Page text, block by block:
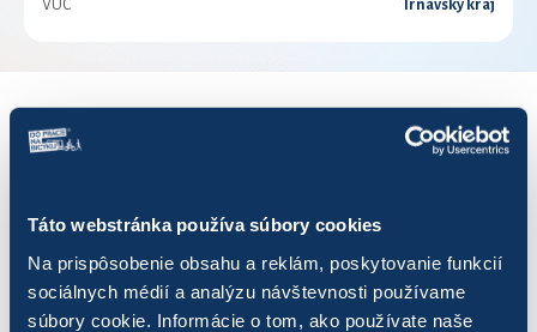
Táto webstránka používa súbory cookies
Na prispôsobenie obsahu a reklám, poskytovanie funkcií
sociálnych médií a analýzu návštevnosti používame
súbory cookie. Informácie o tom, ako používate naše
VÚC Trnavský kraj
VÝSLEDKY PRE ROK 2021
Zobraziť výsledkov